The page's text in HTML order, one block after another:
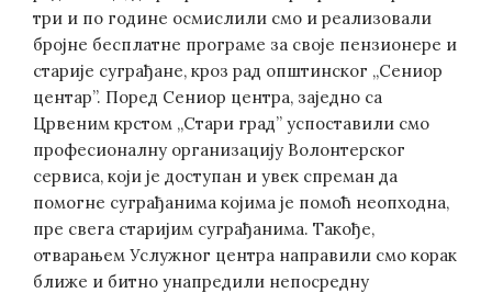
три и по године осмислили смо и реализовали
бројне бесплатне програме за своје пензионере и
старије суграђане, кроз рад општинског „Сениор
центар”. Поред Сениор центра, заједно са
Црвеним крстом „Стари град” успоставили смо
професионалну организацију Волонтерског
сервиса, који је доступан и увек спреман да
помогне суграђанима којима је помоћ неопходна,
пре свега старијим суграђанима. Такође,
отварањем Услужног центра направили смо корак
ближе и битно унапредили непосредну